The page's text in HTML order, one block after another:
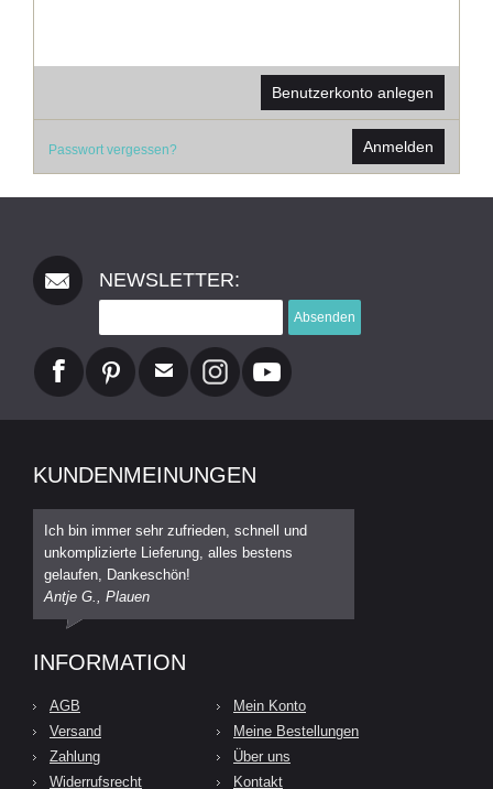
Benutzerkonto anlegen
Passwort vergessen? Anmelden
NEWSLETTER:
Absenden
KUNDENMEINUNGEN
Ich bin immer sehr zufrieden, schnell und
unkomplizierte Lieferung, alles bestens
gelaufen, Dankeschön!
Antje G., Plauen
INFORMATION
AGB
Versand
Zahlung
Widerrufsrecht
Mein Konto
Meine Bestellungen
Über uns
Kontakt